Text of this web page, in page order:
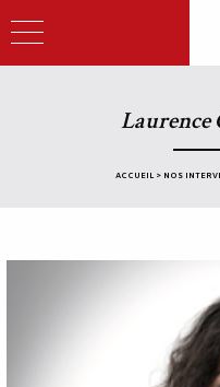
Laurence
ACCUEIL> NOS